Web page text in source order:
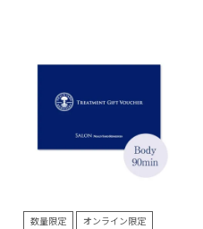
数量限定 オンライン限定